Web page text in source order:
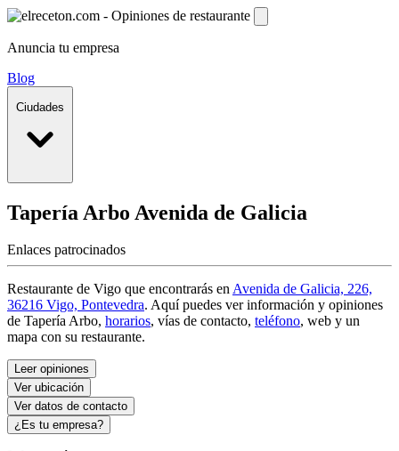
Anuncia tu empresa
Blog
Ciudades
Tapería Arbo Avenida de Galicia
Enlaces patrocinados
Restaurante de Vigo que encontrarás enAvenida de Galicia, 226,
36216 Vigo, Pontevedra. Aquí puedes ver información y opiniones
de Tapería Arbo, horarios, vías de contacto, teléfono, web y un
mapa con su restaurante.
Leer opiniones
Ver ubicación
Ver datos de contacto
¿Es tu empresa?